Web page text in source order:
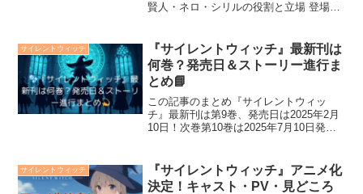
賢人・ネロ・シリルの役割と立場 登場人
の魅力を支えるのは、七賢人やネロ、シ
リルといった個性豊...
サイレントウィッチ
『サイレントウィッチ』最新刊は
何巻？発売日＆ストーリー進行ま
とめ📘
この記事のまとめ『サイレントウィッ
チ』最新刊は第9巻、発売日は2025年2月
10日！次巻第10巻は2025年7月10日発売
国との戦争阻止を賭けた最高審議会での
決戦が見ど...
サイレントウィッチ
『サイレントウィッチ』アニメ化
決定！キャスト・PV・見どころ